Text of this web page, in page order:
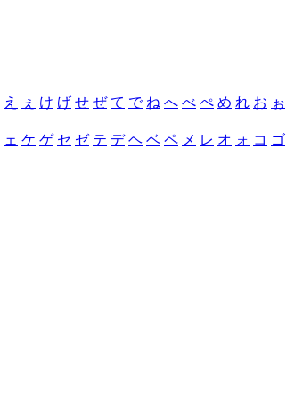
え ぇ け げ せ ぜ て で ね へ べ ぺ め れ お ぉ
ェ ケ ゲ セ ゼ テ デ ヘ ベ ペ メ レ オ ォ コ ゴ